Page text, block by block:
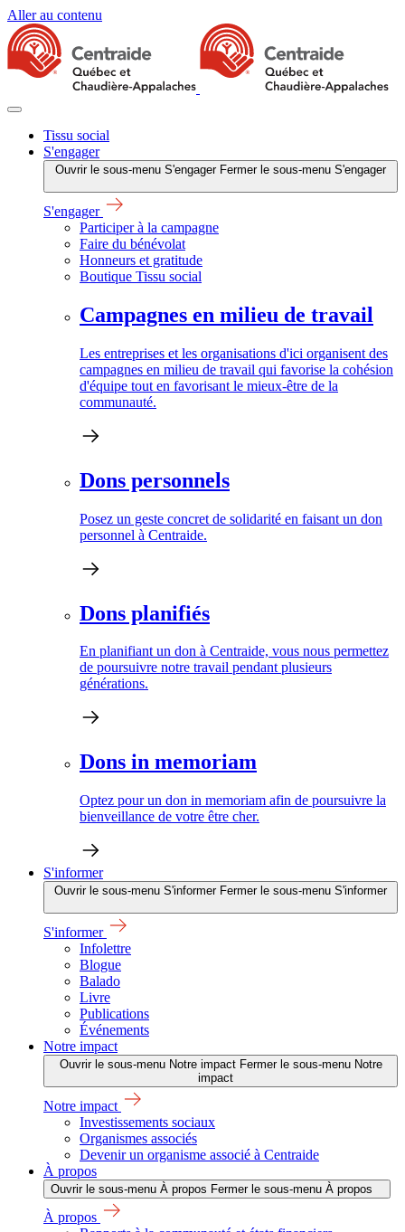
Aller au contenu
Tissu social
S'engager
Ouvrir le sous-menu S'engager Fermer le sous-menu S'engager
S'engager
Participer à la campagne
Faire du bénévolat
Honneurs et gratitude
Boutique Tissu social
Campagnes en milieu de travail
Les entreprises et les organisations d'ici organisent des
campagnes en milieu de travail qui favorise la cohésion
d'équipe tout en favorisant le mieux-être de la
communauté.
Dons personnels
Posez un geste concret de solidarité en faisant un don
personnel à Centraide.
Dons planifiés
En planifiant un don à Centraide, vous nous permettez
de poursuivre notre travail pendant plusieurs
générations.
Dons in memoriam
Optez pour un don in memoriam afin de poursuivre la
bienveillance de votre être cher.
S'informer
Ouvrir le sous-menu S'informer Fermer le sous-menu S'informer
S'informer
Infolettre
Blogue
Balado
Livre
Publications
Événements
Notre impact
Ouvrir le sous-menu Notre impact Fermer le sous-menu Notre
impact
Notre impact
Investissements sociaux
Organismes associés
Devenir un organisme associé à Centraide
À propos
Ouvrir le sous-menu À propos Fermer le sous-menu À propos
À propos